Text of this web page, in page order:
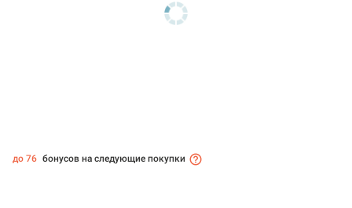
до 76 бонусов на следующие покупки